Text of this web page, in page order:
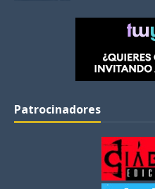
Patrocinadores